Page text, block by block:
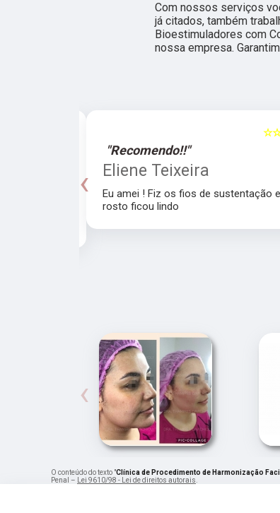
Com nossos serviços
já citados, também
Bioestimuladores com
nossa empresa.
"Recomendo!!"
Eliene Teixeira
Eu amei ! Fiz os fios de sustentação
rosto ficou lindo
‹
‹
O conteúdo do texto "Clínica de Procedimento de Harmonização
Penal – Lei 9610/98 - Lei de direitos autorais.